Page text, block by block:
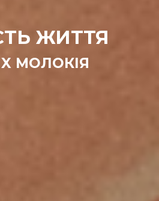
ЖИТТЯ
X МОЛОКІЯ